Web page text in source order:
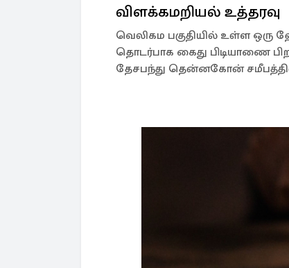
விளக்கமறியல் உத்தரவு
வெலிகம பகுதியில் உள்ள ஒரு
தொடர்பாக கைது பிடியாணை
தேசபந்து தென்னகோன்